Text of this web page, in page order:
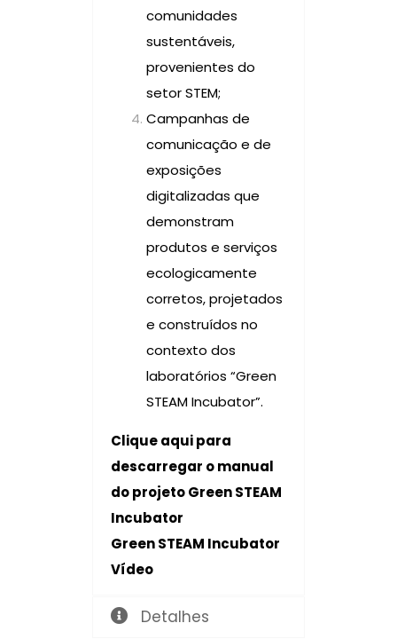
comunidades
sustentáveis,
provenientes do
setor STEM;
Campanhas de
comunicação e de
exposições
digitalizadas que
demonstram
produtos e serviços
ecologicamente
corretos, projetados
e construídos no
contexto dos
laboratórios “Green
STEAM Incubator”.
Cliqueaquipara
descarregar o manual
do projeto Green STEAM
Incubator
Green STEAM Incubator
Vídeo
Detalhes